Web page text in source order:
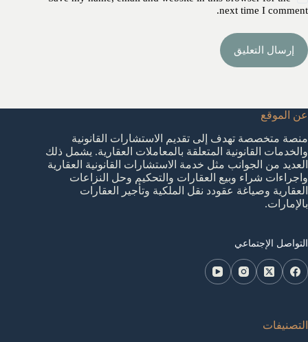
next time I comment.
إرسال التعليق
عن الموقع
منصة متخصصة تهدف إلى تقديم الاستشارات القانونية
والخدمات القانونية المتعلقة بالمعاملات العقارية. يشمل ذلك
العديد من الجوانب مثل خدمة الاستشارات القانونية العقارية
واجراءات شراء وبيع العقارات والتحكيم وحل النزاعات
العقارية وصياغة عقودد نقل الملكية وتأجير العقارات
بالإمارات.
التواصل الإجتماعي
التصنيفات